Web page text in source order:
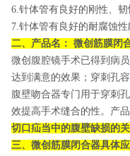
6.针体管有良好的刚性、韧
7.针体管有良好的耐腐蚀性
二、产品名： 微创筋膜闭
微创腹腔镜手术已得到病
达到满意的效果；穿刺孔
腹壁吻合器专门用于穿刺
效提高手术缝合的性。产
切口疝当中的腹壁缺损的
三、微创筋膜闭合器具体应